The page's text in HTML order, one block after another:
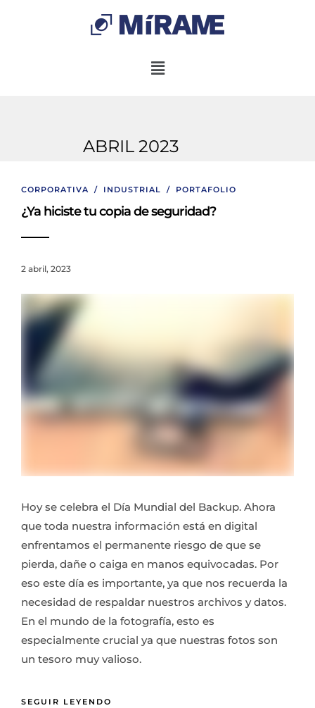
ABRIL 2023
CORPORATIVA / INDUSTRIAL / PORTAFOLIO
¿Ya hiciste tu copia de seguridad?
2 abril, 2023
Hoy se celebra el Día Mundial del Backup. Ahora
que toda nuestra información está en digital
enfrentamos el permanente riesgo de que se
pierda, dañe o caiga en manos equivocadas. Por
eso este día es importante, ya que nos recuerda la
necesidad de respaldar nuestros archivos y datos.
En el mundo de la fotografía, esto es
especialmente crucial ya que nuestras fotos son
un tesoro muy valioso.
SEGUIR LEYENDO